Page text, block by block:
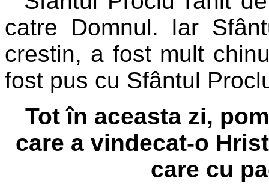
catre Domnul. Iar
crestin, a fost mult
fost pus cu Sfântul
Tot în aceasta zi,
care a vindecat-o
care cu